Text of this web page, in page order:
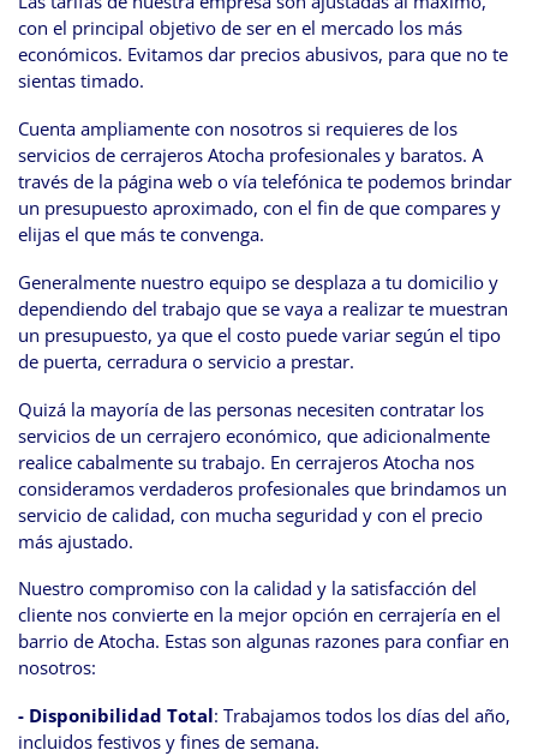
con el principal objetivo de ser en el mercado los más
económicos. Evitamos dar precios abusivos, para que no te
sientas timado.
Cuenta ampliamente con nosotros si requieres de los
servicios de cerrajeros Atocha profesionales y baratos. A
través de la página web o vía telefónica te podemos brindar
un presupuesto aproximado, con el fin de que compares y
elijas el que más te convenga.
Generalmente nuestro equipo se desplaza a tu domicilio y
dependiendo del trabajo que se vaya a realizar te muestran
un presupuesto, ya que el costo puede variar según el tipo
de puerta, cerradura o servicio a prestar.
Quizá la mayoría de las personas necesiten contratar los
servicios de un cerrajero económico, que adicionalmente
realice cabalmente su trabajo. En cerrajeros Atocha nos
consideramos verdaderos profesionales que brindamos un
servicio de calidad, con mucha seguridad y con el precio
más ajustado.
Nuestro compromiso con la calidad y la satisfacción del
cliente nos convierte en la mejor opción en cerrajería en el
barrio de Atocha. Estas son algunas razones para confiar en
nosotros:
- Disponibilidad Total: Trabajamos todos los días del año,
incluidos festivos y fines de semana.